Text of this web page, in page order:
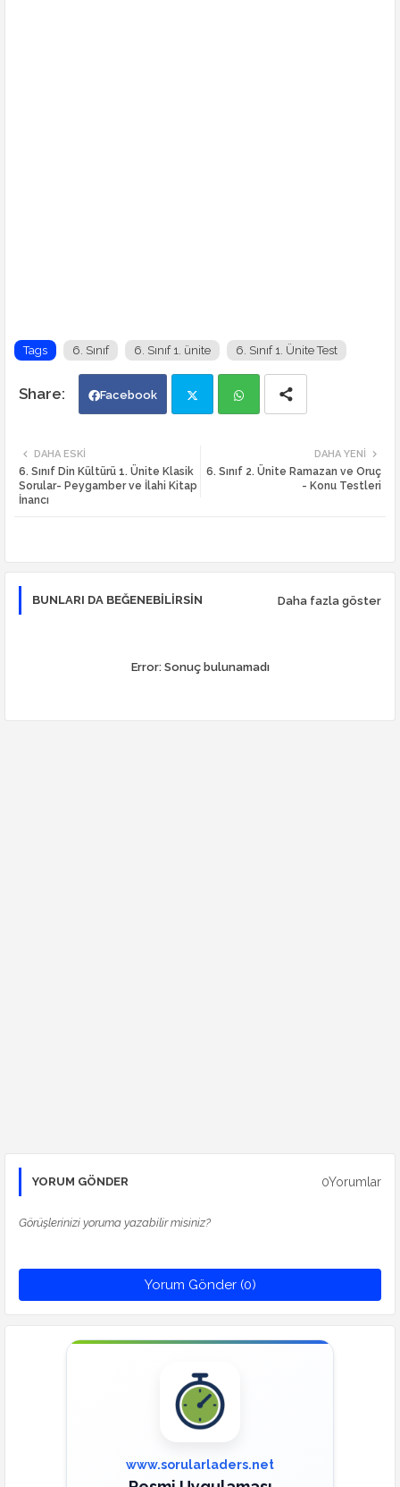
Tags 6. Sınıf 6. Sınıf 1. ünite 6. Sınıf 1. Ünite Test
Facebook
tte ats
DAHA YENI
6. Sınıf 2. Ünite Ramazan ve Oruç
- Konu Testleri
DAHA ESKI
6. Sınıf Din Kültürü 1. Ünite Klasik
Sorular- Peygamber ve İlahi Kitap
İnancı
BUNLARI DA BEĞENEBILIRSIN Daha fazla göster
Error:Sonuç bulunamadı
YORUM GÖNDER 0Yorumlar
Görüşlerinizi yoruma yazabilir misiniz?
Yorum Gönder (0)
www.sorularladers.net